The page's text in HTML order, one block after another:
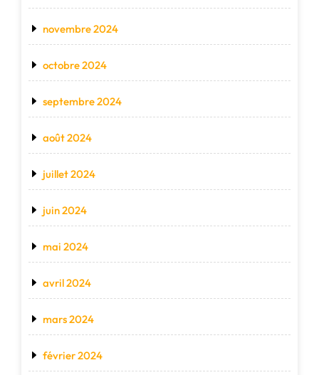
novembre 2024
octobre 2024
septembre 2024
août 2024
juillet 2024
juin 2024
mai 2024
avril 2024
mars 2024
février 2024